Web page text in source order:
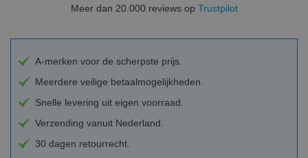
Meer dan 20.000 reviews op Trustpilot
A-merken voor de scherpste prijs.
Meerdere veilige betaalmogelijkheden.
Snelle levering uit eigen voorraad.
Verzending vanuit Nederland.
30 dagen retourrecht.